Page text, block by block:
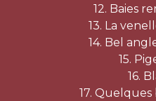
12. Baies
13. La
14. Bel
15.
16.
17.